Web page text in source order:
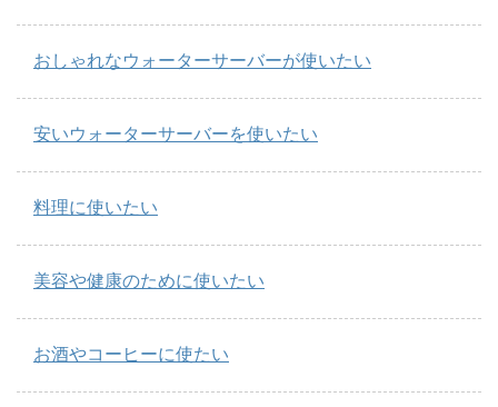
おしゃれなウォーターサーバーが使いたい
安いウォーターサーバーを使いたい
料理に使いたい
美容や健康のために使いたい
お酒やコーヒーに使たい